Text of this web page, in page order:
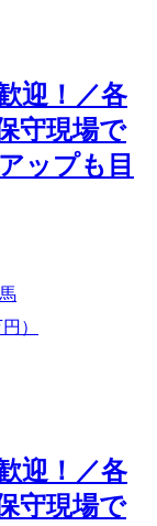
迎！／各
守現場で
ップも目
）
迎！／各
守現場で